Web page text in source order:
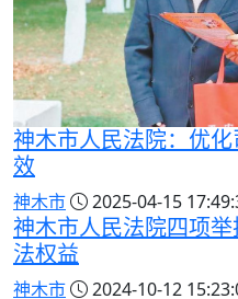
神木市人民法院：优
效
神木市 2025-04-15
神木市人民法院四项
法权益
神木市 2024-10-12